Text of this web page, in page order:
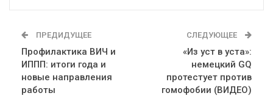
ПРЕДИДУЩЕЕ
Профилактика ВИЧ и
ИППП: итоги года и
новые направления
работы
СЛЕДУЮЩЕЕ
«Из уст в уста»:
немецкий GQ
протестует против
гомофобии (ВИДЕО)